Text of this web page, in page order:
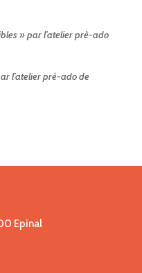
»par l’atelier prè-ado
l’atelier pré-ado de
Epinal